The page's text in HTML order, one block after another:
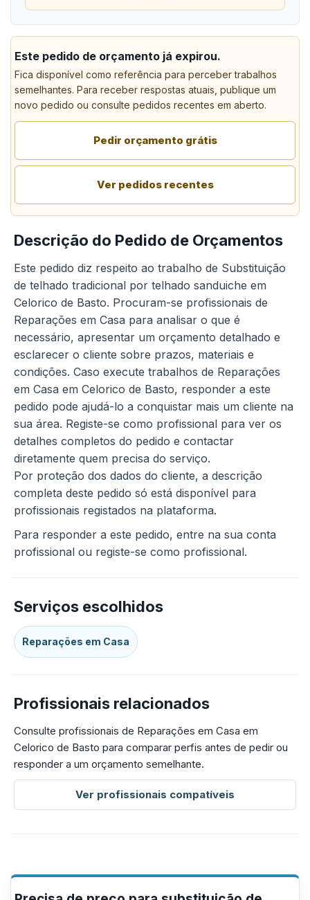
Este pedido de orçamento já expirou.
Fica disponível como referência para perceber trabalhos
semelhantes. Para receber respostas atuais, publique um
novo pedido ou consulte pedidos recentes em aberto.
Pedir orçamento grátis
Ver pedidos recentes
Descrição do Pedido de Orçamentos
Este pedido diz respeito ao trabalho de Substituição
de telhado tradicional por telhado sanduiche em
Celorico de Basto. Procuram-se profissionais de
Reparações em Casa para analisar o que é
necessário, apresentar um orçamento detalhado e
esclarecer o cliente sobre prazos, materiais e
condições. Caso execute trabalhos de Reparações
em Casa em Celorico de Basto, responder a este
pedido pode ajudá-lo a conquistar mais um cliente na
sua área. Registe-se como profissional para ver os
detalhes completos do pedido e contactar
diretamente quem precisa do serviço.
Por proteção dos dados do cliente, a descrição
completa deste pedido só está disponível para
profissionais registados na plataforma.
Para responder a este pedido, entre na sua conta
profissional ou registe-se como profissional.
Serviços escolhidos
Reparações em Casa
Profissionais relacionados
Consulte profissionais de Reparações em Casa em
Celorico de Basto para comparar perfis antes de pedir ou
responder a um orçamento semelhante.
Ver profissionais compatíveis